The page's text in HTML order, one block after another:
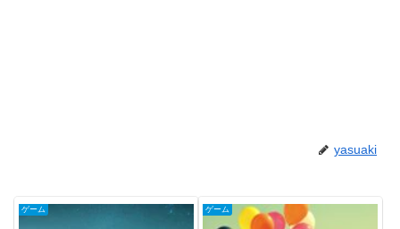
yasuaki
ゲーム ゲーム